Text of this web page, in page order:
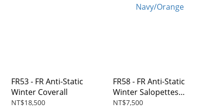
FR53 - FR Anti-Static
Winter Coverall
NT$18,500
FR58 - FR Anti-Static
Winter Salopettes
Navy/Orange
NT$7,500